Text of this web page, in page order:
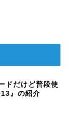
ドだけど普段使
』の紹介